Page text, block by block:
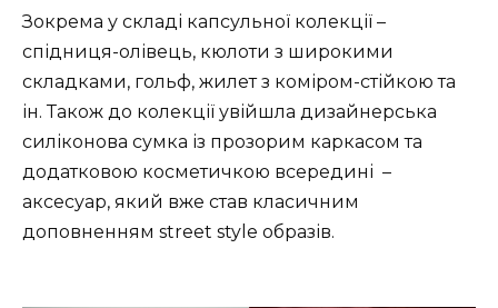
Зокрема у складі капсульної колекції –
спідниця-олівець, кюлоти з широкими
складками, гольф, жилет з коміром-стійкою та
ін. Також до колекції увійшла дизайнерська
силіконова сумка із прозорим каркасом та
додатковою косметичкою всередині –
аксесуар, який вже став класичним
доповненням street style образів.